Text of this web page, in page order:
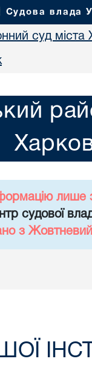
Судова влада
суд міста
лише
судової
з